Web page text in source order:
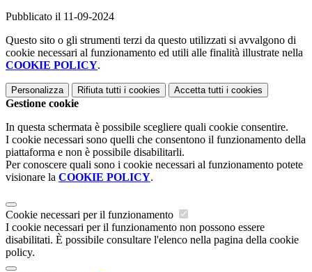
Pubblicato il 11-09-2024
Questo sito o gli strumenti terzi da questo utilizzati si avvalgono di
cookie necessari al funzionamento ed utili alle finalità illustrate nella
COOKIE POLICY.
Personalizza Rifiuta tutti i cookies Accetta tutti i cookies
Gestione cookie
In questa schermata è possibile scegliere quali cookie consentire.
I cookie necessari sono quelli che consentono il funzionamento della
piattaforma e non è possibile disabilitarli.
Per conoscere quali sono i cookie necessari al funzionamento potete
visionare la COOKIE POLICY.
Cookie necessari per il funzionamento
I cookie necessari per il funzionamento non possono essere
disabilitati. È possibile consultare l'elenco nella pagina della cookie
policy.